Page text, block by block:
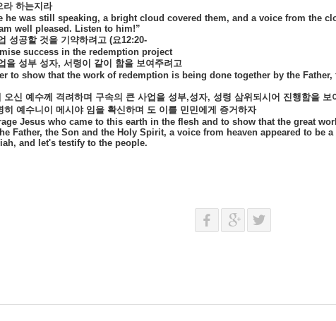
라 하는지라
he was still speaking, a bright cloud covered them, and a voice from the
well pleased. Listen to him!”
성공할 것을 기약하려고 (요12:20-
success in the redemption project
을 성부 성자, 서령이 같이 함을 보여주려고
to show that the work of redemption is being done together by the
오신 예수께 격려하며 구속의 큰 사업을 성부,성자, 성령 삼위되시어 진행함을 보
히 예수니이 메시야 임을 확신하며 도 이를 민민에게
증거하자
Jesus who came to this earth in the flesh and to show that the great
Father, the Son and the Holy Spirit, a voice from heaven appeared to be
and let's testify to the people.